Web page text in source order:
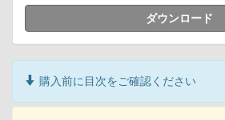
ダウンロード
購入前に目次をご確認ください